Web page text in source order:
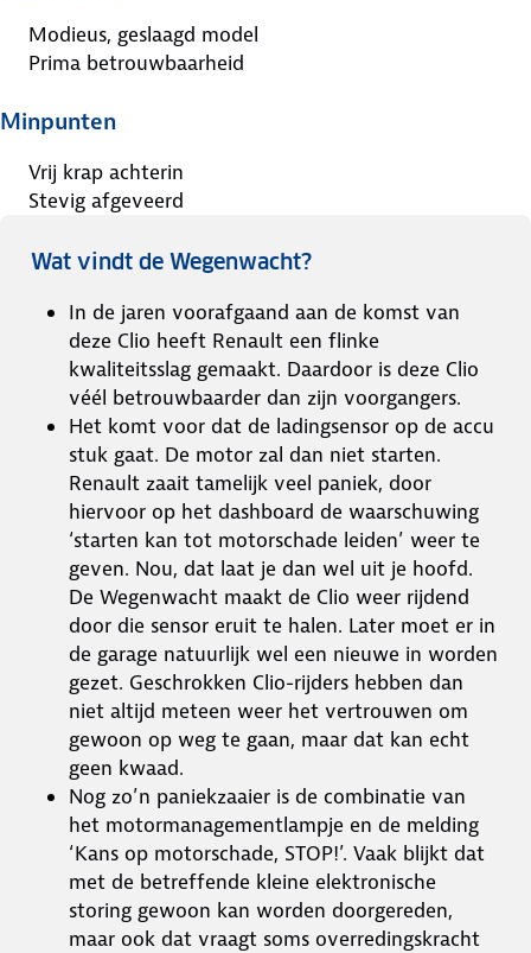
Modieus, geslaagd model
Prima betrouwbaarheid
Minpunten
Vrij krap achterin
Stevig afgeveerd
Wat vindt de Wegenwacht?
In de jaren voorafgaand aan de komst van
deze Clio heeft Renault een flinke
kwaliteitsslag gemaakt. Daardoor is deze Clio
véél betrouwbaarder dan zijn voorgangers.
Het komt voor dat de ladingsensor op de accu
stuk gaat. De motor zal dan niet starten.
Renault zaait tamelijk veel paniek, door
hiervoor op het dashboard de waarschuwing
‘starten kan tot motorschade leiden’ weer te
geven. Nou, dat laat je dan wel uit je hoofd.
De Wegenwacht maakt de Clio weer rijdend
door die sensor eruit te halen. Later moet er in
de garage natuurlijk wel een nieuwe in worden
gezet. Geschrokken Clio-rijders hebben dan
niet altijd meteen weer het vertrouwen om
gewoon op weg te gaan, maar dat kan echt
geen kwaad.
Nog zo’n paniekzaaier is de combinatie van
het motormanagementlampje en de melding
‘Kans op motorschade, STOP!’. Vaak blijkt dat
met de betreffende kleine elektronische
storing gewoon kan worden doorgereden,
maar ook dat vraagt soms overredingskracht